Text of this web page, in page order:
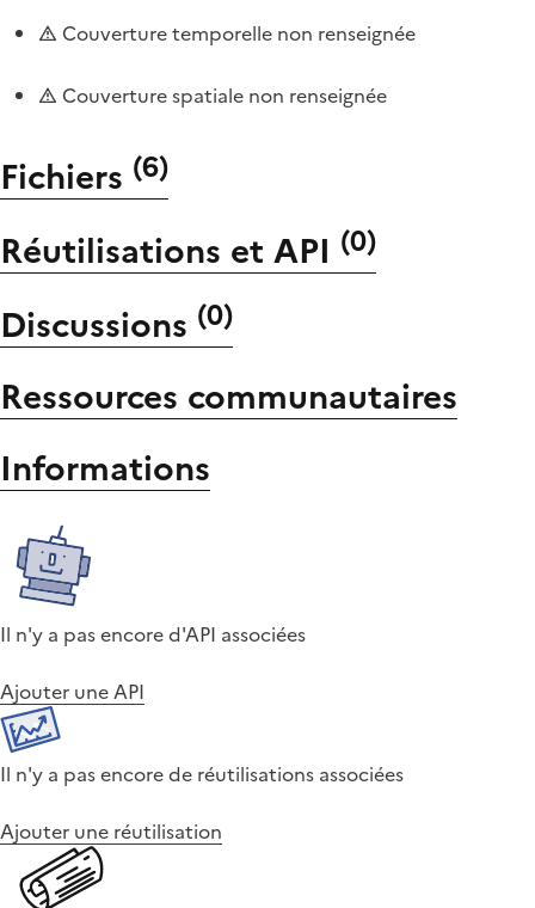
Couverture temporelle non renseignée
Couverture spatiale non renseignée
Fichiers (6)
Réutilisations et API (0)
Discussions (0)
Ressources communautaires
Informations
Il n'y a pas encore d'API associées
Ajouter une API
Il n'y a pas encore de réutilisations associées
Ajouter une réutilisation